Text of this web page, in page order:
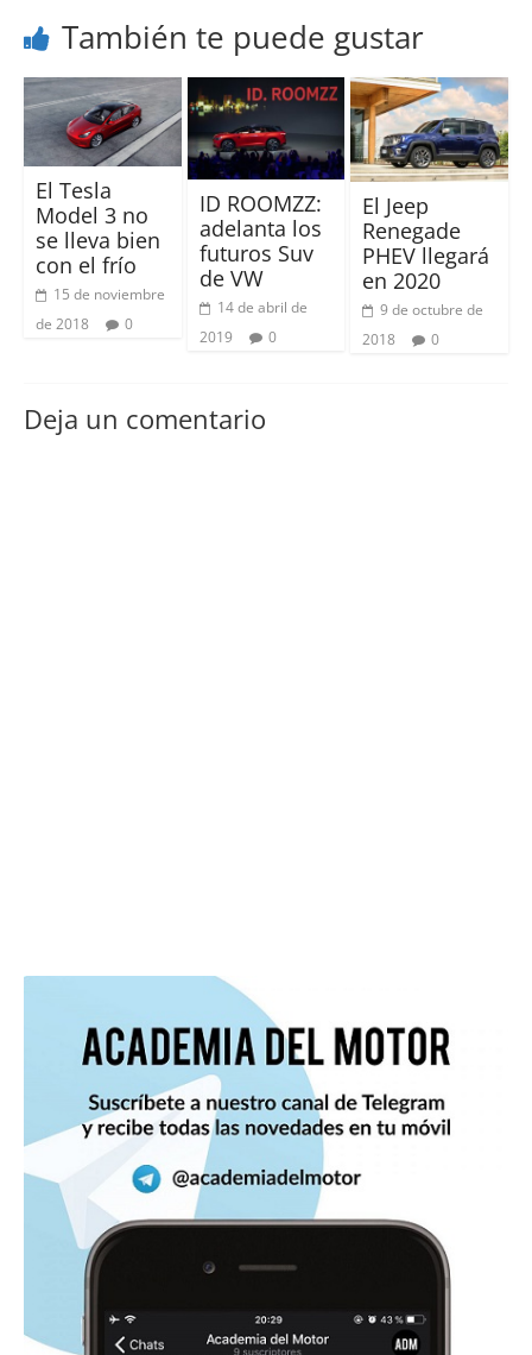
También te puede gustar
El Tesla
Model 3 no
se lleva bien
con el frío
15 de noviembre
de 2018
0
ID ROOMZZ:
adelanta los
futuros Suv
de VW
14 de abril de
2019
0
El Jeep
Renegade
PHEV llegará
en 2020
9 de octubre de
2018
0
Deja un comentario